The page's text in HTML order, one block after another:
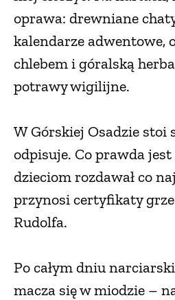
oprawa: drewniane
kalendarze adwentowe,
chlebem i góralską
potrawy wigilijne.
W Górskiej Osadzie stoi
odpisuje. Co prawda
dzieciom rozdawał co
przynosi certyfikaty
Rudolfa.
Po całym dniu
macza się w miodzie –